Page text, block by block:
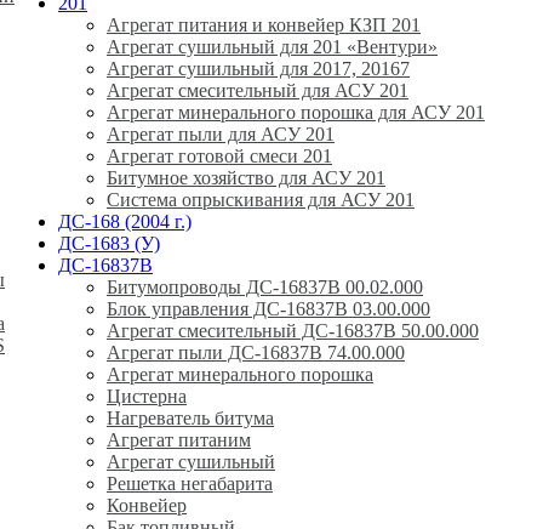
Агрегат питания и конвейер КЗП 201
Агрегат сушильный для 201 «Вентури»
Агрегат сушильный для 2017, 20167
Агрегат смесительный для АСУ 201
Агрегат минерального порошка для АСУ 201
Агрегат пыли для АСУ 201
Агрегат готовой смеси 201
Битумное хозяйство для АСУ 201
Система опрыскивания для АСУ 201
ДС-168 (2004 г.)
ДС-1683 (У)
ДС-16837В
Битумопроводы ДС-16837В 00.02.000
Блок управления ДС-16837В 03.00.000
Агрегат смесительный ДС-16837В 50.00.000
Агрегат пыли ДС-16837В 74.00.000
Агрегат минерального порошка
Цистерна
Нагреватель битума
Агрегат питаним
Агрегат сушильный
Решетка негабарита
Конвейер